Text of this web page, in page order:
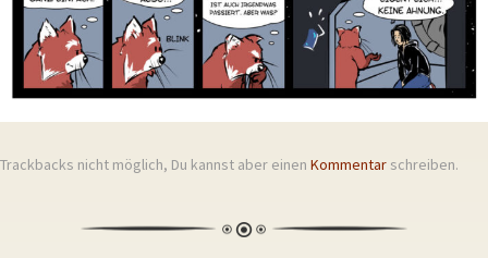
Trackbacks nicht möglich, Du kannst aber einen Kommentar schreiben.